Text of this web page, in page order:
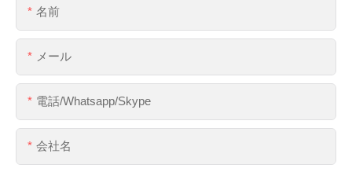
名前
メール
電話/whatsapp/skype
会社名